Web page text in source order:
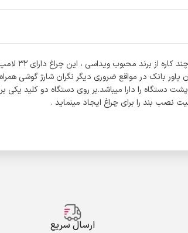
پاور بانک در مواقع ضروری دیگر نگران شارژ گوشی
دستگاه را دارا میباشد.بر روی دستگاه دو کلید
نصب بند را برای چراغ ایجاد مینماید .
ارسال سریع